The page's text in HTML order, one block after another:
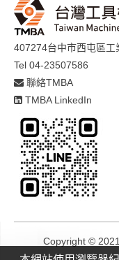
407274台中市西屯區工
Tel 04-23507586
聯絡TMBA
TMBA LinkedIn
Copyright ©